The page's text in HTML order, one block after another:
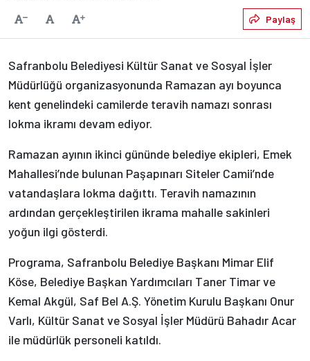
Yazıyı KüçültVarsayılanYazıyı Büyüt Paylaş
Safranbolu Belediyesi Kültür Sanat ve Sosyal İşler
Müdürlüğü organizasyonunda Ramazan ayı boyunca
kent genelindeki camilerde teravih namazı sonrası
lokma ikramı devam ediyor.
Ramazan ayının ikinci gününde belediye ekipleri, Emek
Mahallesi’nde bulunan Paşapınarı Siteler Camii’nde
vatandaşlara lokma dağıttı. Teravih namazının
ardından gerçekleştirilen ikrama mahalle sakinleri
yoğun ilgi gösterdi.
Programa, Safranbolu Belediye Başkanı Mimar Elif
Köse, Belediye Başkan Yardımcıları Taner Timar ve
Kemal Akgül, Saf Bel A.Ş. Yönetim Kurulu Başkanı Onur
Varlı, Kültür Sanat ve Sosyal İşler Müdürü Bahadır Acar
ile müdürlük personeli katıldı.